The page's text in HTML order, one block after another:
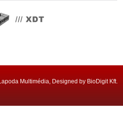
Multimédia, Designed by BioDigit Kft.